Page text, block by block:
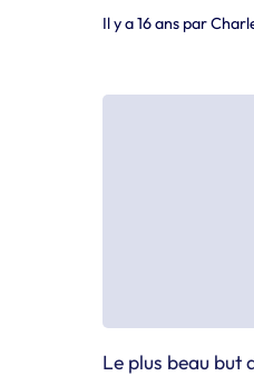
Il y a 16 ans par
Le plus beau but